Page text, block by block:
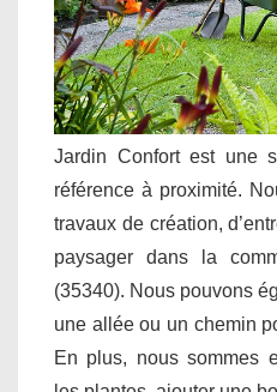
Jardin Confort est une
référence à proximité.
travaux de création,
paysager dans la
(35340). Nous pouvons
une allée ou un chemin
En plus, nous sommes